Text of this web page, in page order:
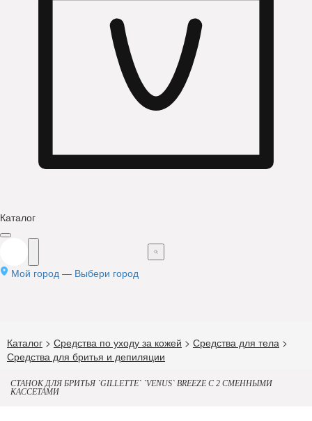
Каталог
Мой город — Выбери город
Каталог > Средства по уходу за кожей > Средства для тела >
Средства для бритья и депиляции
СТАНОК ДЛЯ БРИТЬЯ `GILLETTE` `VENUS` BREEZE С 2 СМЕННЫМИ
КАССЕТАМИ